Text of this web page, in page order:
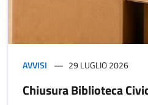
AVVISI 29 LUGLIO 2026
Chiusura Biblioteca